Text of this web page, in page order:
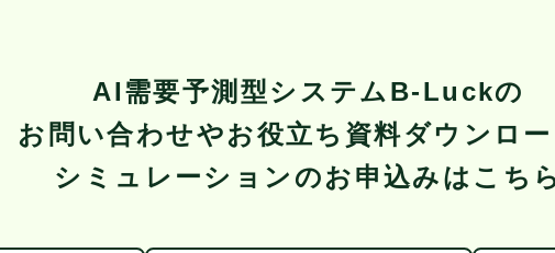
AI需要予測型システム B-Luckの
お問い合わせやお役立ち資料ダウンロー
シミュレーションのお申込みはこち